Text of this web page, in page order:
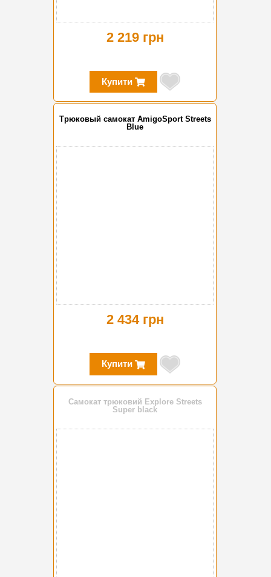
2 219 грн
Купити
Трюковый самокат AmigoSport Streets
Blue
2 434 грн
Купити
Самокат трюковий Explore Streets
Super black